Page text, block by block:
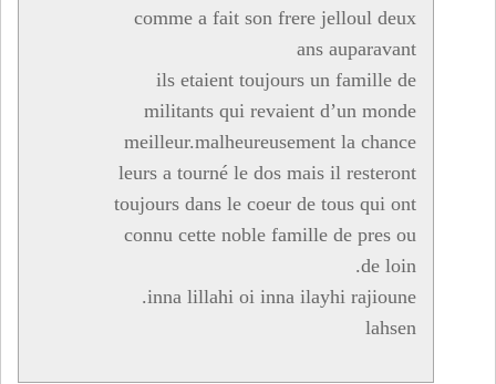
comme a fait son frere jelloul deux
ans auparavant
ils etaient toujours un famille de
militants qui revaient d’un monde
meilleur.malheureusement la chance
leurs a tourné le dos mais il resteront
toujours dans le coeur de tous qui ont
connu cette noble famille de pres ou
de loin.
inna lillahi oi inna ilayhi rajioune.
lahsen